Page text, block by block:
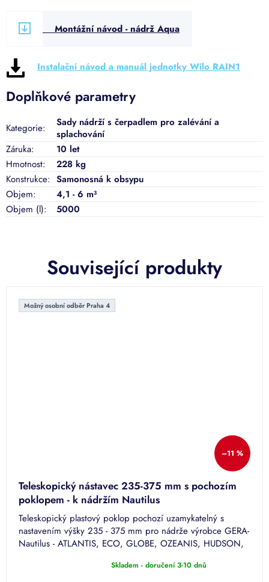
Související produkty
Možný osobní odběr Praha 4
–11 %
Teleskopický nástavec 235-375 mm s pochozím
poklopem - k nádržím Nautilus
Teleskopický plastový poklop pochozí uzamykatelný s
nastavením výšky 235 - 375 mm pro nádrže výrobce GERA-
Nautilus - ATLANTIS, ECO, GLOBE, OZEANIS, HUDSON,
Skladem - doručení 3-10 dnů
Montážní návod - nádrž Aqua
Instalační návod a manuál jednotky Wilo RAIN1
Doplňkové parametry
Kategorie:
Sady nádrží s čerpadlem pro zalévání a
splachování
Záruka:
10 let
Hmotnost:
228 kg
Konstrukce: Samonosná k obsypu
Objem:
4,1 - 6 m³
Objem (l): 5000